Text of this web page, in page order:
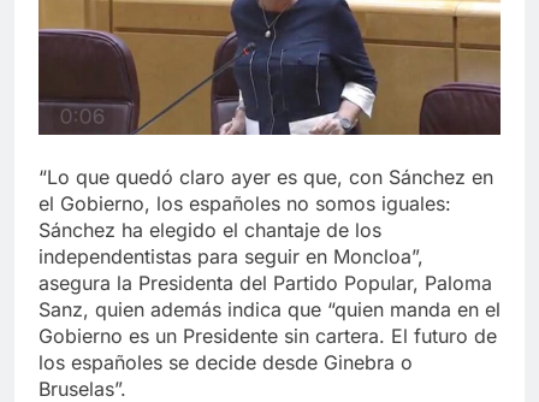
“Lo que quedó claro ayer es que, con Sánchez en
el Gobierno, los españoles no somos iguales:
Sánchez ha elegido el chantaje de los
independentistas para seguir en Moncloa”,
asegura la Presidenta del Partido Popular, Paloma
Sanz, quien además indica que “quien manda en el
Gobierno es un Presidente sin cartera. El futuro de
los españoles se decide desde Ginebra o
Bruselas”.